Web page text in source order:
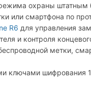
охраны штатным
или смартфона по
R6 для управления
и контроля
метки,
ключами шифрования